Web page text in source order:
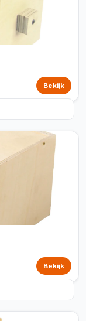
Bekijk
Bekijk